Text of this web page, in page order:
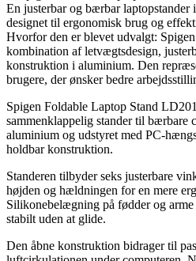
En justerbar og bærbar laptopstander
designet til ergonomisk brug og
Hvorfor den er blevet udvalgt:
kombination af letvægtsdesign,
konstruktion i aluminium. Den
brugere, der ønsker bedre
Spigen Foldable Laptop Stand
sammenklappelig stander til bærbare
aluminium og udstyret med PC-
holdbar konstruktion.
Standeren tilbyder seks justerbare
højden og hældningen for en mere
Silikonebelægning på fødder og arme
stabilt uden at glide.
Den åbne konstruktion bidrager til